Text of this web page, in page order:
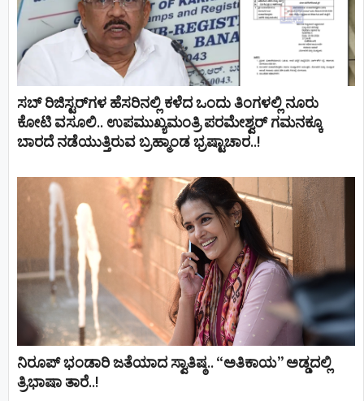
ಸಬ್ ರಿಜಿಸ್ಟರ್​ಗಳ ಹೆಸರಿನಲ್ಲಿ ಕಳೆದ ಒಂದು ತಿಂಗಳಲ್ಲಿ ನೂರು
ಕೋಟಿ ವಸೂಲಿ.. ಉಪಮುಖ್ಯಮಂತ್ರಿ ಪರಮೇಶ್ವರ್​ ಗಮನಕ್ಕೂ
ಬಾರದೆ ನಡೆಯುತ್ತಿರುವ ಬ್ರಹ್ಮಾಂಡ ಭ್ರಷ್ಟಾಚಾರ..!
ನಿರೂಪ್ ಭಂಡಾರಿ ಜತೆಯಾದ ಸ್ವಾತಿಷ್ಠ.. “ಅತಿಕಾಯ” ಅಡ್ಡದಲ್ಲಿ
ತ್ರಿಭಾಷಾ ತಾರೆ..!